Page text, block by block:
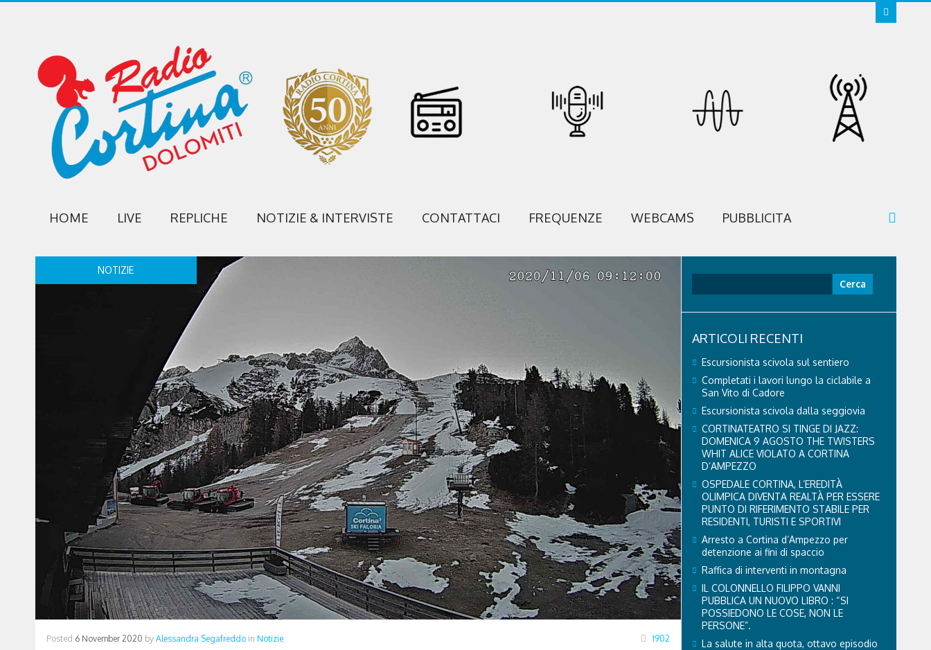
HOME LIVE REPLICHE NOTIZIE & INTERVISTE CONTATTACI FREQUENZE WEBCAMS PUBBLICITA
NOTIZIE
Posted 6 November 2020 by Alessandra Segafreddo in Notizie 1902
ARTICOLI RECENTI
Escursionista scivola sul sentiero
Completati i lavori lungo la ciclabile a
San Vito di Cadore
Escursionista scivola dalla seggiovia
CORTINATEATRO SI TINGE DI JAZZ:
DOMENICA 9 AGOSTO THE TWISTERS
WHIT ALICE VIOLATO A CORTINA
D’AMPEZZO
OSPEDALE CORTINA, L’EREDITÀ
OLIMPICA DIVENTA REALTÀ PER ESSERE
PUNTO DI RIFERIMENTO STABILE PER
RESIDENTI, TURISTI E SPORTIVI
Arresto a Cortina d’Ampezzo per
detenzione ai fini di spaccio
Raffica di interventi in montagna
IL COLONNELLO FILIPPO VANNI
PUBBLICA UN NUOVO LIBRO : “SI
POSSIEDONO LE COSE, NON LE
PERSONE”.
La salute in alta quota, ottavo episodio